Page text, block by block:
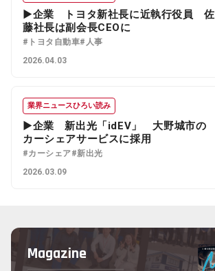
▶企業 トヨタ新社長に近執行役員 佐
藤社長は副会長CEOに
#トヨタ自動車#人事
2026.04.03
業界ニュースひろい読み
▶企業 新出光「idEV」 大野城市の
カーシェアサービスに採用
#カーシェア#新出光
2026.03.09
Magazine